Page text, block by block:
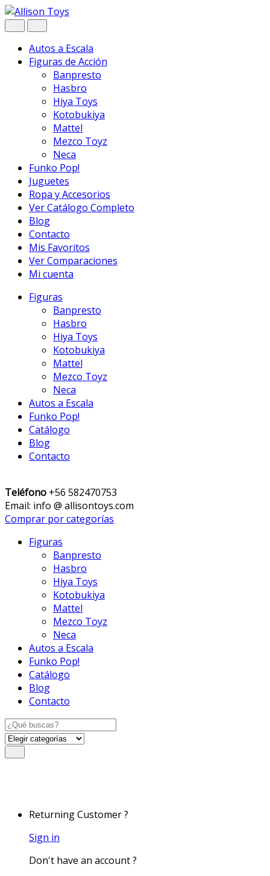
Navegar
Ir
al
Autos a Escala
Figuras de Acción
Banpresto
Hasbro
Hiya Toys
Kotobukiya
Mattel
Mezco Toyz
Neca
Funko Pop!
Juguetes
Ropa y Accesorios
Ver Catálogo Completo
Blog
Contacto
Mis Favoritos
Ver Comparaciones
Mi cuenta
Figuras
Banpresto
Hasbro
Hiya Toys
Kotobukiya
Mattel
Mezco Toyz
Neca
Autos a Escala
Funko Pop!
Catálogo
Blog
Contacto
Teléfono +56 582470753
Email: info @ allisontoys.com
Comprar por categorías
Figuras
Banpresto
Hasbro
Hiya Toys
Kotobukiya
Mattel
Mezco Toyz
Neca
Autos a Escala
Funko Pop!
Catálogo
Blog
Contacto
Search
for:
Returning Customer ?
Sign in
Don't have an account ?